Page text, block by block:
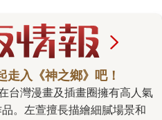
走入《神之鄉》吧！
。左萱擅長描繪細膩場景和